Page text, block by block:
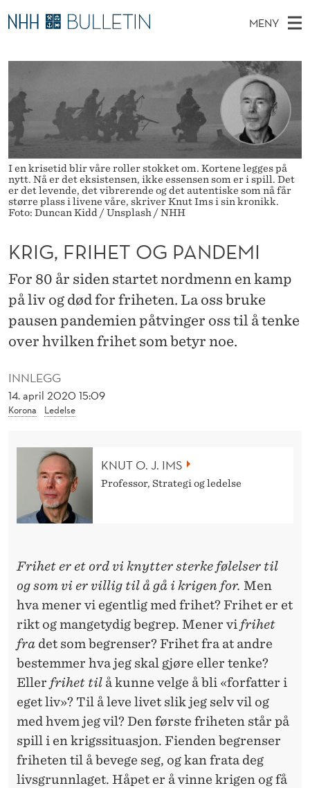
K
R
F
R
H
E
T
O
G
P
A
N
D
MENY
O
E
D
M
E
N
Y
Ø
E
T
S
T
E
D
E
T
Stipendiater og nye forskerprofiler
Disputaser
Ekspertutvalg
I en krisetid blir våre roller stokket om. Kortene legges på
nytt. Nå er det eksistensen, ikke essensen som er i spill. Det
er det levende, det vibrerende og det autentiske som nå får
større plass i livene våre, skriver Knut Ims i sin kronikk.
Foto: Duncan Kidd / Unsplash / NHH
INNLEGG
14. april 2020 15:09
Korona Ledelse
KRIG, FRIHET OG PANDEMI
For 80 år siden startet nordmenn en kamp
på liv og død for friheten. La oss bruke
pausen pandemien påtvinger oss til å tenke
over hvilken frihet som betyr noe.
KNUT O. J. IMS
Professor, Strategi og ledelse
Frihet er et ord vi knytter sterke følelser til
og som vi er villig til å gå i krigen for. Men
hva mener vi egentlig med frihet? Frihet er et
rikt og mangetydig begrep. Mener vi frihet
fra det som begrenser? Frihet fra at andre
bestemmer hva jeg skal gjøre eller tenke?
Eller frihet til å kunne velge å bli «forfatter i
eget liv»? Til å leve livet slik jeg selv vil og
med hvem jeg vil? Den første friheten står på
spill i en krigssituasjon. Fienden begrenser
friheten til å bevege seg, og kan frata deg
livsgrunnlaget. Håpet er å vinne krigen og få